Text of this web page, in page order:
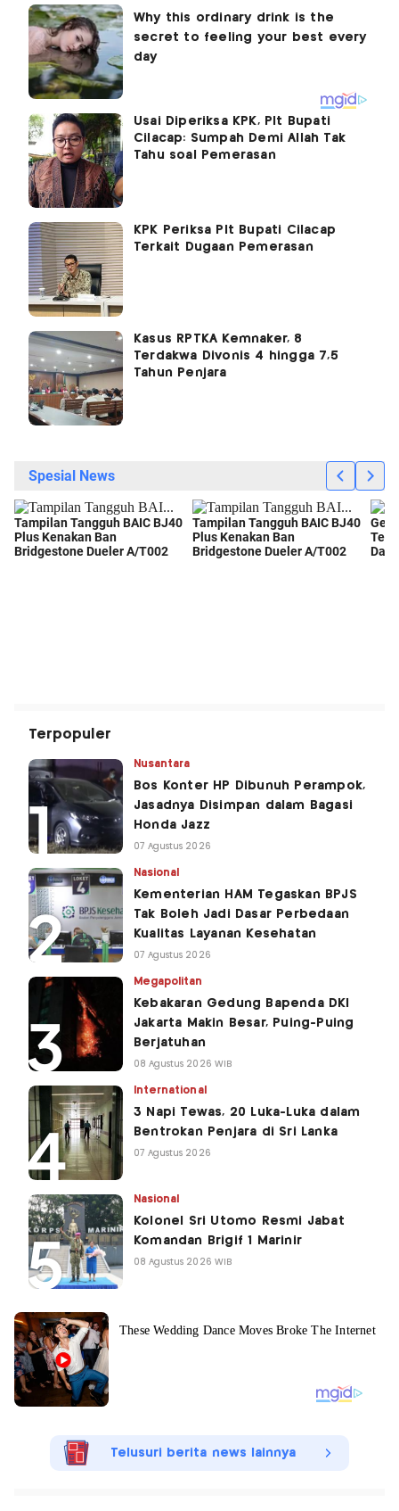
Usai Diperiksa KPK, Plt Bupati
Cilacap: Sumpah Demi Allah Tak
Tahu soal Pemerasan
KPK Periksa Plt Bupati Cilacap
Terkait Dugaan Pemerasan
Kasus RPTKA Kemnaker, 8
Terdakwa Divonis 4 hingga 7,5
Tahun Penjara
Terpopuler
Nusantara
Bos Konter HP Dibunuh Perampok,
Jasadnya Disimpan dalam Bagasi
Honda Jazz
07 Agustus 2026
Nasional
Kementerian HAM Tegaskan BPJS
Tak Boleh Jadi Dasar Perbedaan
Kualitas Layanan Kesehatan
07 Agustus 2026
Megapolitan
Kebakaran Gedung Bapenda DKI
Jakarta Makin Besar, Puing-Puing
Berjatuhan
08 Agustus 2026 WIB
International
3 Napi Tewas, 20 Luka-Luka dalam
Bentrokan Penjara di Sri Lanka
07 Agustus 2026
Nasional
Kolonel Sri Utomo Resmi Jabat
Komandan Brigif 1 Marinir
08 Agustus 2026 WIB
Telusuri berita news lainnya